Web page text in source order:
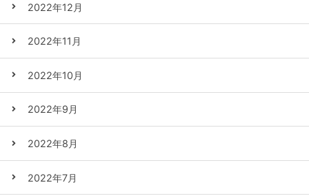
2022年12月
2022年11月
2022年10月
2022年9月
2022年8月
2022年7月